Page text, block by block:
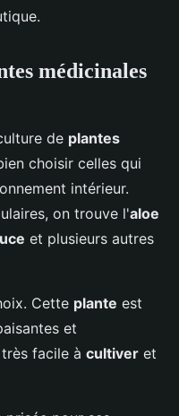
médicinales
de plantes
choisir celles qui
intérieur.
on trouve l'aloe
et plusieurs autres
Cette plante est
et
facile à cultiver et